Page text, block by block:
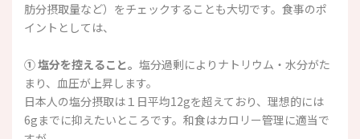
肪分摂取量など）をチェックすることも大切です。食事のポ
イントとしては、
① 塩分を控えること。 塩分過剰によりナトリウム・水分がた
まり、血圧が上昇します。
日本人の塩分摂取は１日平均12gを超えており、理想的には
6gまでに抑えたいところです。和食はカロリー管理に適当で